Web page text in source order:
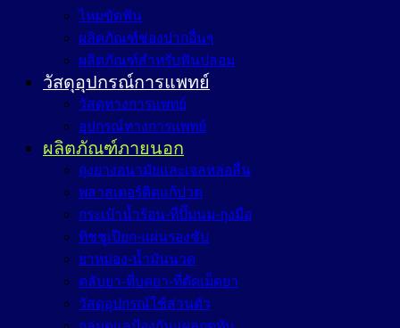
ไหมขัดฟัน
ผลิตภัณฑ์ช่องปากอื่นๆ
ผลิตภัณฑ์สำหรับฟันปลอม
วัสดุอุปกรณ์การแพทย์
วัสดุทางการแพทย์
อุปกรณ์ทางการแพทย์
ผลิตภัณฑ์ภายนอก
ถุงยางอนามัยและเจลหล่อลื่น
พลาสเตอร์ติดแก้ปวด
กระเป๋าน้ำร้อน-ที่ปั๊มนม-ถุงมือ
ทิชชูเปียก-แผ่นรองซับ
ยาหม่อง-น้ำมันนวด
ตลับยา-ที่บดยา-ที่ตัดเม็ดยา
วัสดุอุปกรณ์ใช้ส่วนตัว